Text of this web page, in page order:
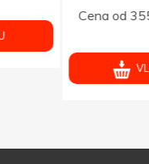
Cena od 355,00 Kč
VLOŽIT DO VÝBĚRU